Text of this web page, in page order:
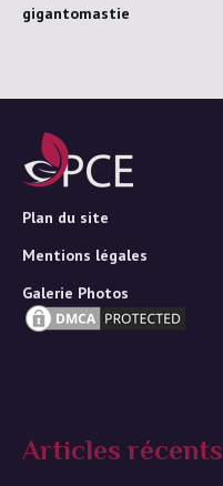
gigantomastie
Plan du site
Mentions légales
Galerie Photos
Articles récents